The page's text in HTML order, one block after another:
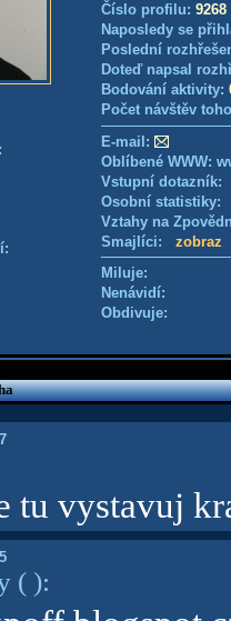
Číslo profilu: 9268
Naposledy se
Poslední
Doteď napsal
Bodování aktivity:
Počet návštěv
E-mail:
Oblíbené WWW:
Vstupní
Osobní
Vztahy na
Smajlíci: zobraz
Miluje:
Nenávidí:
Obdivuje:
tu vystavuj
( ):